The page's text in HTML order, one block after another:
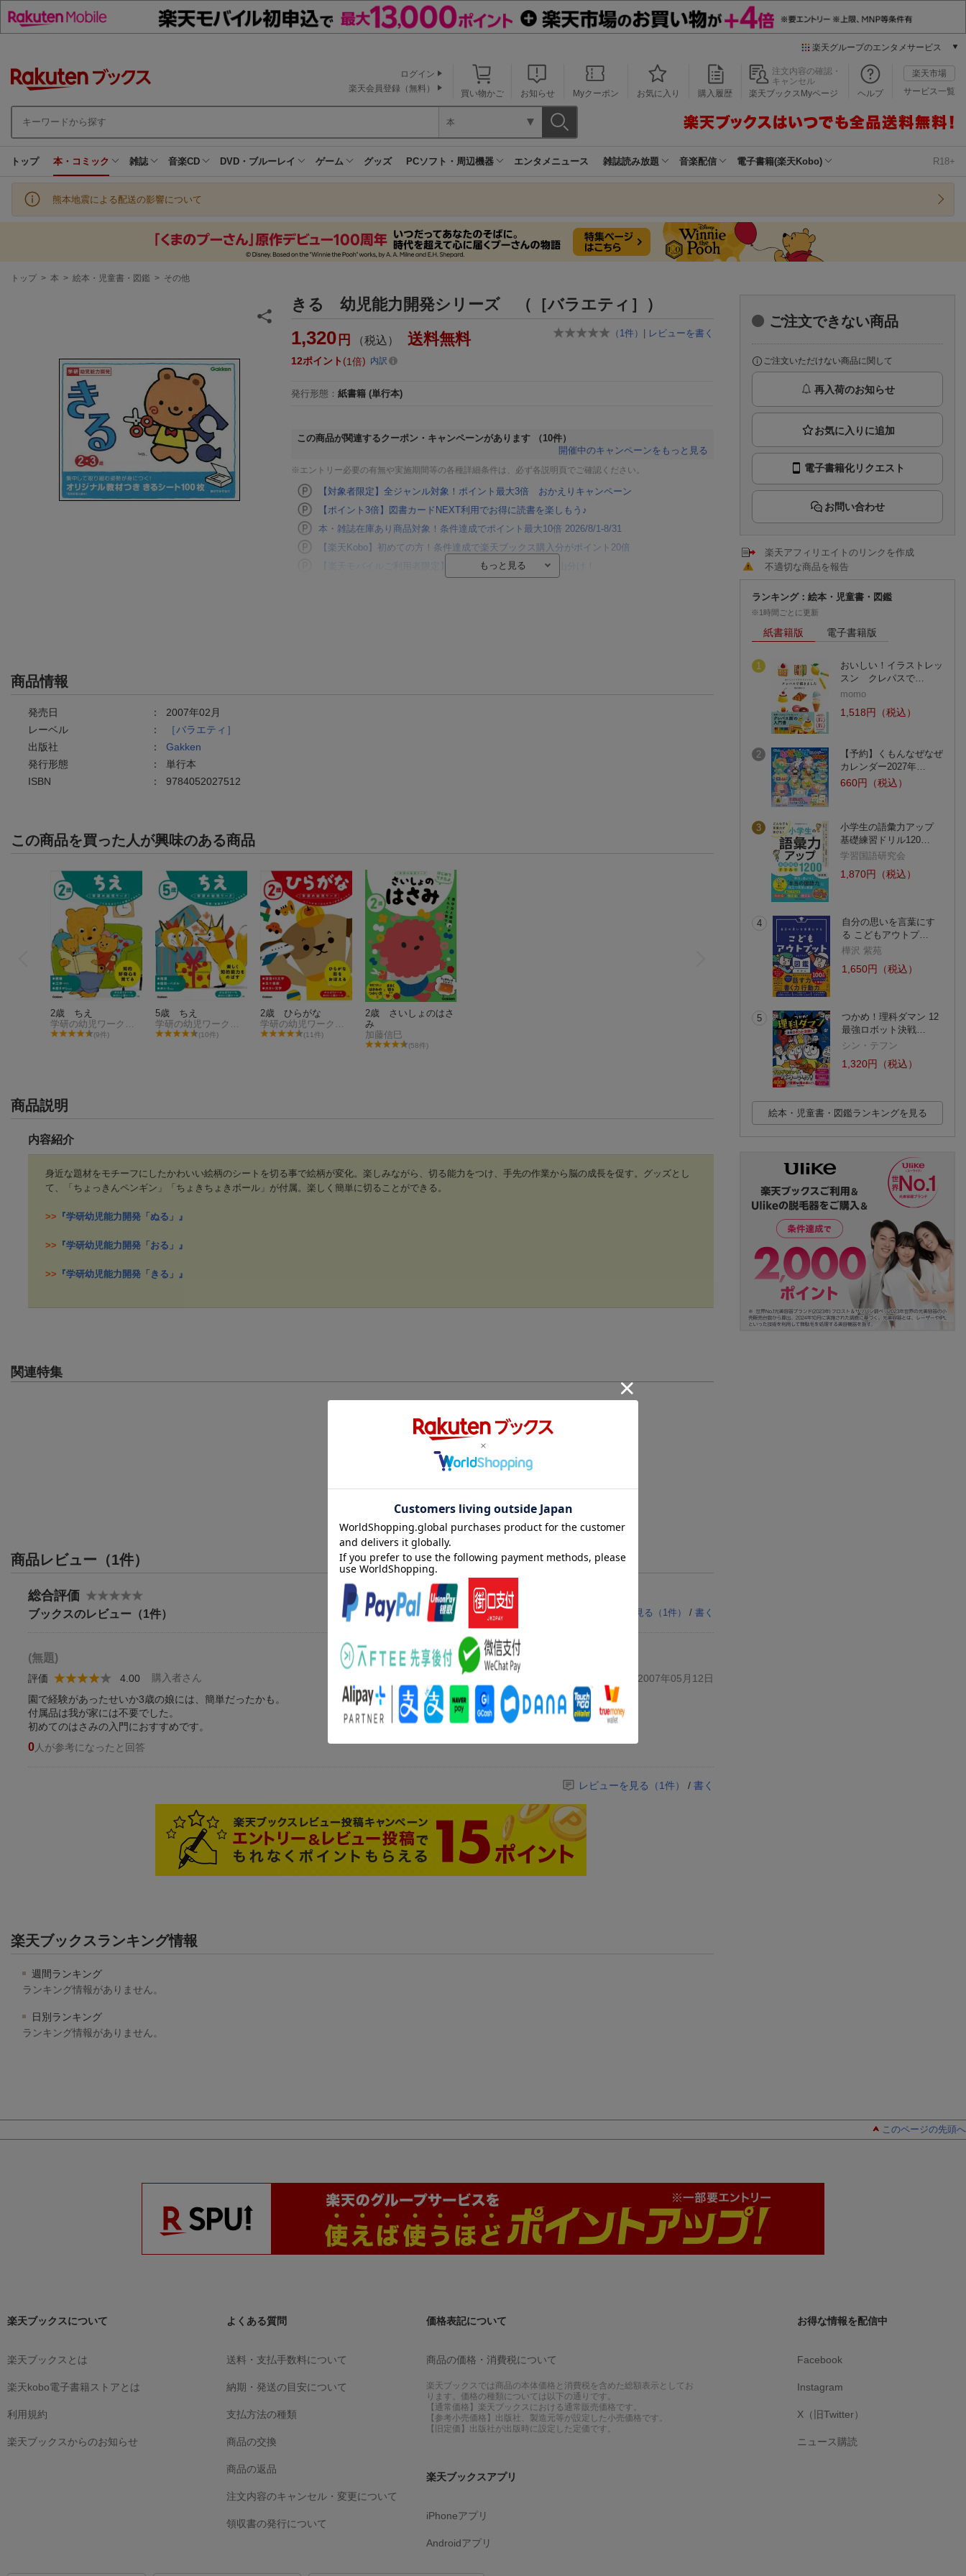
楽天グループのエンタメサービス
本/ゲーム/CD/DVD
楽天ブックス
楽天Kobo
楽天チケット
エンタメニュース
推し楽
買い物かご お知らせ Myクーポン お気に入り 購入履歴
注文内容の確認・
キャンセル
楽天ブックスMyページ
ヘルプ
楽天市場
サービス一覧
ログイン
楽天会員登録（無料）
本
トップ 本・コミック 雑誌 音楽CD DVD・ブルーレイ ゲーム グッズ PCソフト・周辺機器 エンタメニュース 雑誌読み放題 音楽配信 電子書籍(楽天Kobo) R18+
熊本地震による配送の影響について
現
トップ > 本 > 絵本・児童書・図鑑 > その他
きる 幼児能力開発シリーズ （［バラエティ］）
（ 1件） | レビューを書く
1,320 円 （税込） 送料無料
12ポイント 1倍 内訳
発行形態 ： 紙書籍 (単行本)
この商品が関連するクーポン・キャンペーンがあります
（10件）
開催中のキャンペーンをもっと見る
※エントリー必要の有無や実施期間等の各種詳細条件は、必ず各説明頁でご確認ください。
【対象者限定】全ジャンル対象！ポイント最大3倍 おかえりキャンペーン
【ポイント3倍】図書カードNEXT利用でお得に読書を楽しもう♪
本・雑誌在庫あり商品対象！条件達成でポイント最大10倍 2026/8/1-8/31
【楽天Kobo】初めての方！条件達成で楽天ブックス購入分がポイント20倍
【楽天モバイルご利用者限定】条件達成で100万ポイント山分け！
商品情報
発売日 ： 2007年02月
レーベル
：
［バラエティ］
出版社
： Gakken
発行形態
： 単行本
ISBN
： 9784052027512
この商品を買った人が興味のある商品
2歳 ちえ
(9件)
5歳 ちえ
(10件)
2歳 ひらがな
(11件)
2歳 さいしょのはさ
み
加藤信巳
(58件)
学研の幼児ワーク編集部
(9件)
商品説明
内容紹介
身近な題材をモチーフにしたかわいい絵柄のシートを切る事で絵柄が変化。楽しみながら、切る能力をつけ、手先の作業から脳の成長を促す。グッズとし
て、「ちょっきんペンギン」「ちょきちょきボール」が付属。楽しく簡単に切ることができる。
>> 『学研幼児能力開発「ぬる」』
>> 『学研幼児能力開発「おる」』
>> 『学研幼児能力開発「きる」』
関連特集
商品レビュー（1件）
総合評価
ブックスのレビュー（1件） レビューを見る（ 1件） / 書く
(無題)
購入者さん
評価 4.00
投稿日：2007年05月12日
園で経験があったせいか3歳の娘には、簡単だったかも。
付属品は我が家には不要でした。
初めてのはさみの入門におすすめです。
0 人が参考になったと回答
レビューを見る（1件） / 書く
楽天ブックスランキング情報
週間ランキング
ランキング情報がありません。
日別ランキング
ランキング情報がありません。
ご注文できない商品
ご注文いただけない商品に関して
再入荷のお知らせ
電子書籍化リクエスト
お問い合わせ
楽天アフィリエイトのリンクを作成
不適切な商品を報告
ランキング：絵本・児童書・図鑑
※1時間ごとに更新
紙書籍版 電子書籍版
1
おいしい！イラストレッ
スン クレパスで…
momo
1,518円（税込）
2
【予約】くもんなぜなぜ
カレンダー2027年…
660円（税込）
3
小学生の語彙力アップ
基礎練習ドリル120…
学習国語研究会
1,870円（税込）
4
自分の思いを言葉にす
る こどもアウトプ…
樺沢 紫苑
1,650円（税込）
5
つかめ！理科ダマン 12
最強ロボット決戦…
シン・テフン
1,320円（税込）
絵本・児童書・図鑑ランキングを見る
このページの先頭へ
楽天ブックスについて
楽天ブックスとは
楽天kobo電子書籍ストアとは
利用規約
楽天ブックスからのお知らせ
よくある質問
送料・支払手数料について
納期・発送の目安について
支払方法の種類
商品の交換
商品の返品
注文内容のキャンセル・変更について
領収書の発行について
価格表記について
商品の価格・消費税について
楽天ブックスでは商品の本体価格と消費税を含めた総額表示としてお
ります。価格の種類については以下の通りです。
【通常価格】楽天ブックスにおける通常販売価格です。
【参考小売価格】出版社、製造元等が設定した小売価格です。
【旧定価】出版社が出版時に設定した定価です。
楽天ブックスアプリ
iPhoneアプリ
Androidアプリ
お得な情報を配信中
Facebook
Instagram
X（旧Twitter）
ニュース購読